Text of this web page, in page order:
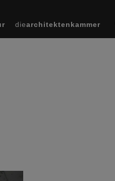
diearchitektenkammer